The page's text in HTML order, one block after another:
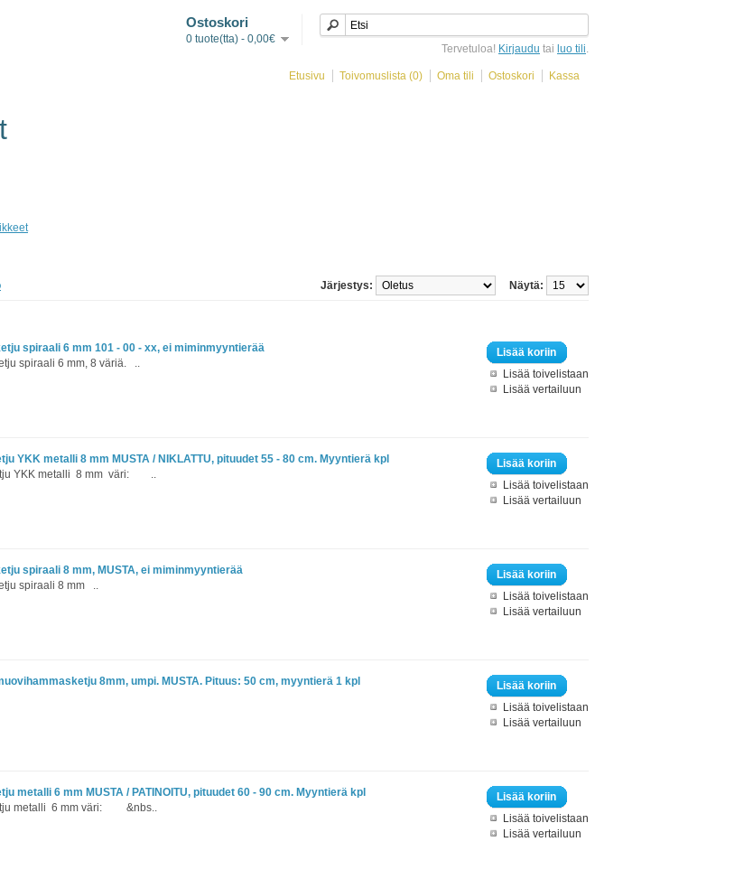
Ostoskori
0 tuote(tta) - 0,00€
Tervetuloa! Kirjaudu tai luo tili.
Etusivu Toivomuslista (0) Oma tili Ostoskori Kassa
Näytä:
Järjestys:
Lisää koriin
Lisää toivelistaan
Lisää vertailuun
spiraali 6 mm 101 - 00 - xx, ei miminmyyntierää
spiraali 6 mm, 8 väriä. ..
Lisää koriin
Lisää toivelistaan
Lisää vertailuun
YKK metalli 8 mm MUSTA / NIKLATTU, pituudet 55 - 80 cm. Myyntierä kpl
YKK metalli 8 mm väri: ..
Lisää koriin
Lisää toivelistaan
Lisää vertailuun
spiraali 8 mm, MUSTA, ei miminmyyntierää
spiraali 8 mm ..
Lisää koriin
Lisää toivelistaan
Lisää vertailuun
8mm, umpi. MUSTA. Pituus: 50 cm, myyntierä 1 kpl
Lisää koriin
Lisää toivelistaan
Lisää vertailuun
metalli 6 mm MUSTA / PATINOITU, pituudet 60 - 90 cm. Myyntierä kpl
metalli 6 mm väri: &nbs..